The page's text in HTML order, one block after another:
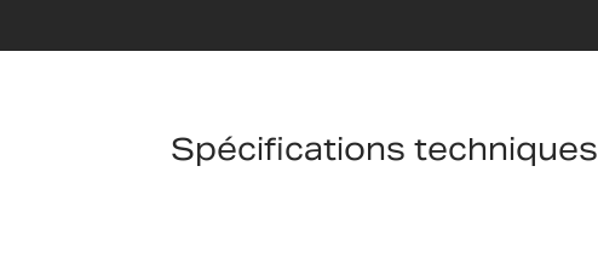
Spécifications techniques